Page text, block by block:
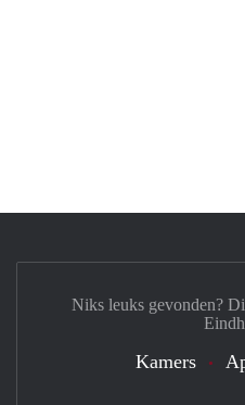
Niks leuks gevonden?
Kamers